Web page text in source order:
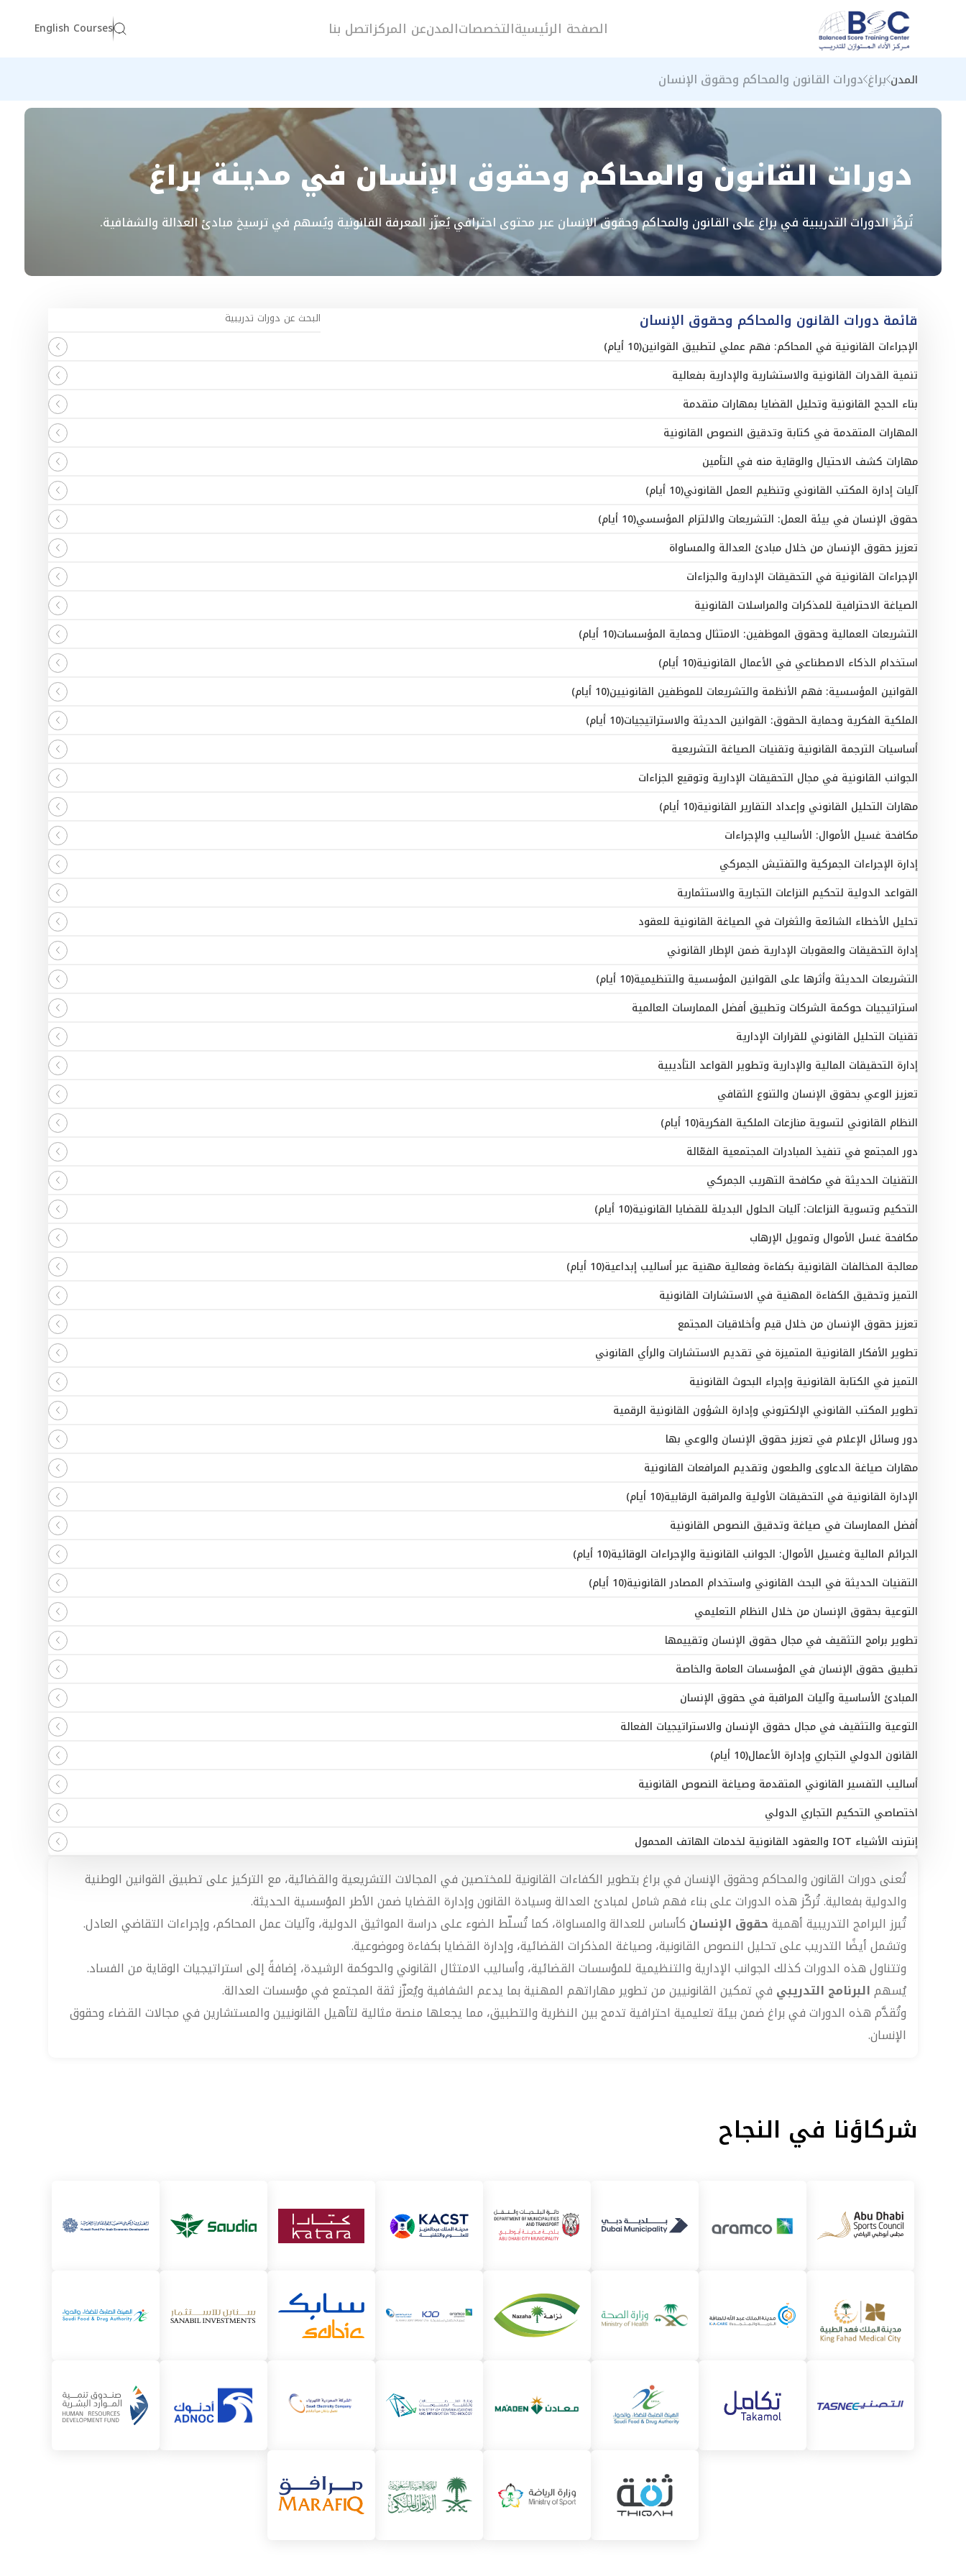
الصفحة الرئيسيةالتخصصاتالمدنعن المركزاتصل بنا English Courses
المدن براغ دورات القانون والمحاكم وحقوق الإنسان
دورات القانون والمحاكم وحقوق الإنسان في مدينة براغ
تُركّز الدورات التدريبية في براغ على القانون والمحاكم وحقوق الإنسان عبر محتوى احترافي يُعزّز المعرفة القانونية ويُسهم في ترسيخ مبادئ العدالة والشفافية.
قائمة دورات القانون والمحاكم وحقوق الإنسان
الإجراءات القانونية في المحاكم: فهم عملي لتطبيق القوانين(10 أيام)
تنمية القدرات القانونية والاستشارية والإدارية بفعالية
بناء الحجج القانونية وتحليل القضايا بمهارات متقدمة
المهارات المتقدمة في كتابة وتدقيق النصوص القانونية
مهارات كشف الاحتيال والوقاية منه في التأمين
آليات إدارة المكتب القانوني وتنظيم العمل القانوني(10 أيام)
حقوق الإنسان في بيئة العمل: التشريعات والالتزام المؤسسي(10 أيام)
تعزيز حقوق الإنسان من خلال مبادئ العدالة والمساواة
الإجراءات القانونية في التحقيقات الإدارية والجزاءات
الصياغة الاحترافية للمذكرات والمراسلات القانونية
التشريعات العمالية وحقوق الموظفين: الامتثال وحماية المؤسسات(10 أيام)
استخدام الذكاء الاصطناعي في الأعمال القانونية(10 أيام)
القوانين المؤسسية: فهم الأنظمة والتشريعات للموظفين القانونيين(10 أيام)
الملكية الفكرية وحماية الحقوق: القوانين الحديثة والاستراتيجيات(10 أيام)
أساسيات الترجمة القانونية وتقنيات الصياغة التشريعية
الجوانب القانونية في مجال التحقيقات الإدارية وتوقيع الجزاءات
مهارات التحليل القانوني وإعداد التقارير القانونية(10 أيام)
مكافحة غسيل الأموال: الأساليب والإجراءات
إدارة الإجراءات الجمركية والتفتيش الجمركي
القواعد الدولية لتحكيم النزاعات التجارية والاستثمارية
تحليل الأخطاء الشائعة والثغرات في الصياغة القانونية للعقود
إدارة التحقيقات والعقوبات الإدارية ضمن الإطار القانوني
التشريعات الحديثة وأثرها على القوانين المؤسسية والتنظيمية(10 أيام)
استراتيجيات حوكمة الشركات وتطبيق أفضل الممارسات العالمية
تقنيات التحليل القانوني للقرارات الإدارية
إدارة التحقيقات المالية والإدارية وتطوير القواعد التأديبية
تعزيز الوعي بحقوق الإنسان والتنوع الثقافي
النظام القانوني لتسوية منازعات الملكية الفكرية(10 أيام)
دور المجتمع في تنفيذ المبادرات المجتمعية الفعّالة
التقنيات الحديثة في مكافحة التهريب الجمركي
التحكيم وتسوية النزاعات: آليات الحلول البديلة للقضايا القانونية(10 أيام)
مكافحة غسل الأموال وتمويل الإرهاب
معالجة المخالفات القانونية بكفاءة وفعالية مهنية عبر أساليب إبداعية(10 أيام)
التميز وتحقيق الكفاءة المهنية في الاستشارات القانونية
تعزيز حقوق الإنسان من خلال قيم وأخلاقيات المجتمع
تطوير الأفكار القانونية المتميزة في تقديم الاستشارات والرأي القانوني
التميز في الكتابة القانونية وإجراء البحوث القانونية
تطوير المكتب القانوني الإلكتروني وإدارة الشؤون القانونية الرقمية
دور وسائل الإعلام في تعزيز حقوق الإنسان والوعي بها
مهارات صياغة الدعاوى والطعون وتقديم المرافعات القانونية
الإدارة القانونية في التحقيقات الأولية والمراقبة الرقابية(10 أيام)
أفضل الممارسات في صياغة وتدقيق النصوص القانونية
الجرائم المالية وغسيل الأموال: الجوانب القانونية والإجراءات الوقائية(10 أيام)
التقنيات الحديثة في البحث القانوني واستخدام المصادر القانونية(10 أيام)
التوعية بحقوق الإنسان من خلال النظام التعليمي
تطوير برامج التثقيف في مجال حقوق الإنسان وتقييمها
تطبيق حقوق الإنسان في المؤسسات العامة والخاصة
المبادئ الأساسية وآليات المراقبة في حقوق الإنسان
التوعية والتثقيف في مجال حقوق الإنسان والاستراتيجيات الفعالة
القانون الدولي التجاري وإدارة الأعمال(10 أيام)
أساليب التفسير القانوني المتقدمة وصياغة النصوص القانونية
اختصاصي التحكيم التجاري الدولي
إنترنت الأشياء IOT والعقود القانونية لخدمات الهاتف المحمول
تُعنى دورات القانون والمحاكم وحقوق الإنسان في براغ بتطوير الكفاءات القانونية للمختصين في المجالات التشريعية والقضائية، مع التركيز على تطبيق القوانين الوطنية
والدولية بفعالية. تُركّز هذه الدورات على بناء فهم شامل لمبادئ العدالة وسيادة القانون وإدارة القضايا ضمن الأطر المؤسسية الحديثة.
تُبرز البرامج التدريبية أهميةحقوق الإنسان كأساس للعدالة والمساواة، كما تُسلّط الضوء على دراسة المواثيق الدولية، وآليات عمل المحاكم، وإجراءات التقاضي العادل.
وتشمل أيضًا التدريب على تحليل النصوص القانونية، وصياغة المذكرات القضائية، وإدارة القضايا بكفاءة وموضوعية.
وتتناول هذه الدورات كذلك الجوانب الإدارية والتنظيمية للمؤسسات القضائية، وأساليب الامتثال القانوني والحوكمة الرشيدة، إضافةً إلى استراتيجيات الوقاية من الفساد.
يُسهمالبرنامج التدريبي في تمكين القانونيين من تطوير مهاراتهم المهنية بما يدعم الشفافية ويُعزّز ثقة المجتمع في مؤسسات العدالة.
وتُقدَّم هذه الدورات في براغ ضمن بيئة تعليمية احترافية تدمج بين النظرية والتطبيق، مما يجعلها منصة مثالية لتأهيل القانونيين والمستشارين في مجالات القضاء وحقوق
الإنسان.
شركاؤنا في النجاح